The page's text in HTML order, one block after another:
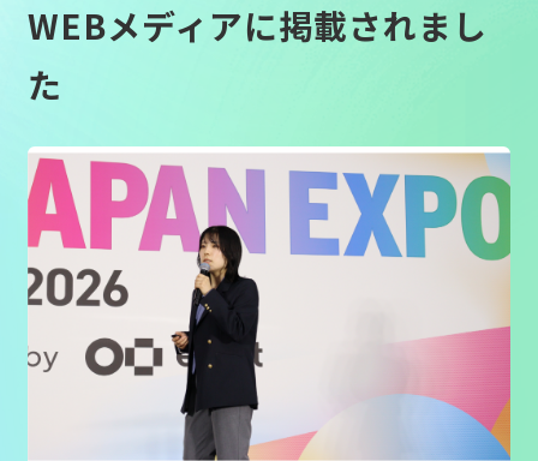
About
About
Strong Point
Strong Point
Service
Service
Concept
Concept
Voice
Voice
Information
Information
WEBメディアに掲載されまし
た